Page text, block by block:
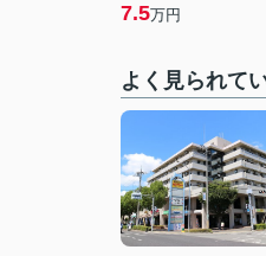
7.5万円
よく見られて